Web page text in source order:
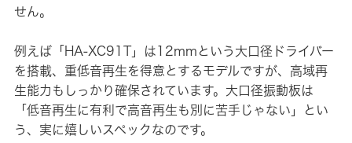
せん。
例えば「HA-XC91T」は12mmという大口径ドライバー
を搭載、重低音再生を得意とするモデルですが、高域再
生能力もしっかり確保されています。大口径振動板は
「低音再生に有利で高音再生も別に苦手じゃない」とい
う、実に嬉しいスペックなのです。